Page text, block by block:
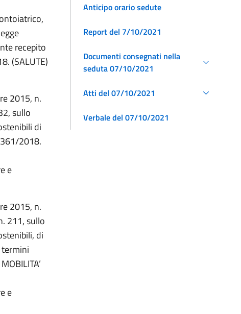
recepito
(SALUTE)
2015, n.
sullo
di
2018.
e
2015, n.
211, sullo
di
e
Anticipo orario sedute
Report del 7/10/2021
Documenti consegnati nella
seduta 07/10/2021
Atti del 07/10/2021
Verbale del 07/10/2021